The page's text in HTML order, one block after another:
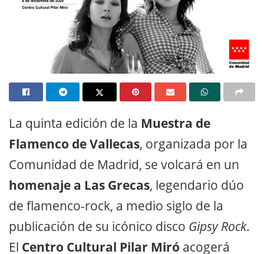
La quinta edición de la Muestra de
Flamenco de Vallecas, organizada por la
Comunidad de Madrid, se volcará en un
homenaje a Las Grecas, legendario dúo
de flamenco-rock, a medio siglo de la
publicación de su icónico disco Gipsy Rock.
El Centro Cultural Pilar Miró acogerá